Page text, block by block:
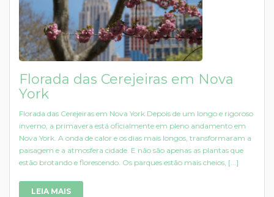
Florada das Cerejeiras em Nova
York
Florada das Cerejeiras em Nova York Depois de um longo e rigoroso
inverno, a primavera está oficialmente em pleno andamento em
Nova York. A onda de calor e os dias mais longos, transformaram a
paisagem e a atmosfera cidade. E não são apenas as plantas que
estão brotando e florescendo. Os parques estão mais cheios, [...]
LEIA MAIS